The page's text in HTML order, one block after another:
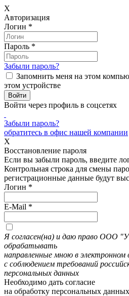
X
Авторизация
Логин *
Пароль *
Забыли пароль?
Запомнить меня на этом
этом устройстве
Войти через профиль в соцсетях
Забыли пароль?
обратитесь в офис нашей компании
X
Восстановление пароля
Если вы забыли пароль, введите
Контрольная строка для смены
регистрационные данные будут
Логин *
E-Mail *
Я согласен(на) и даю право ООО
обрабатывать
направленные мною в электронном
с соблюдением требований
персональных данных
Необходимо дать согласие
на обработку персональных данных